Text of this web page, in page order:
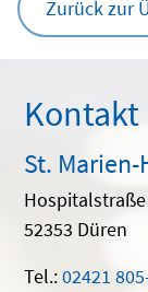
Zurück zur
Kontakt
St.
52353 Düren
Tel.:02421